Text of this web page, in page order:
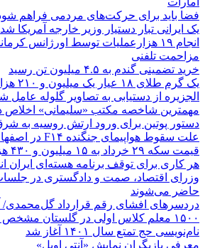
فضا باید برای حرکت‌های مردمی فراهم
یک ایرانی تبار دستیار وزیر خارجه آمریکا شد
انجام ۱۹ هزارعملیات توسط اورژانس
مزاحمت تلفنی
خرید تضمینی گندم به ۴.۵ میلیون تن رسید
یک گرم طلای ۱۸ عیار یک میلیون و ۲۱۰ هزار تومان معامله شد
الجزیره از دستیابی به تصاویر گلوله عامل
مهمترین شاخصه مکتب «سلیمانی»
دستور پوتین برای ورود ارتش روسیه به
علت سقوط هواپیمای جنگنده F۱۴ در اصفهان مشخص شد
قیمت سکه ۲۹ خرداد به ۱۵ میلیون و ۴۳۰ هزار تومان رسید
هر کاری برای توقف برنامه هسته‌ای ایران
حاضر می‌شوند
دردسرهای افشای رقم قرارداد گل‌محمدی/
۱۵۰۰ معلم کلاس اولی در گلستان مشخص شدند
نام‌نویسی حج تمتع سال ۱۴۰۱ آغاز شد
معرفی بازیگران نمایش «آنتی اویل»